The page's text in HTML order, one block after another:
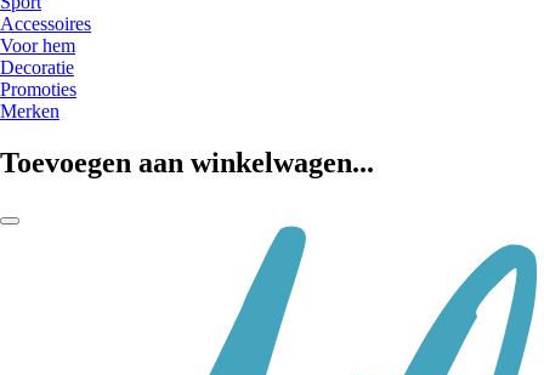
Accessoires
Voor hem
Decoratie
Promoties
Merken
Toevoegen aan winkelwagen...